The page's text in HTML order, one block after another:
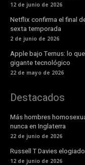
12 de junio de 2026
Netflix confirma el final
sexta temporada
2 de junio de 2026
Apple bajo Ternus: lo
gigante tecnológico
22 de mayo de 2026
Destacados
Más hombres
nunca en Inglaterra
22 de junio de 2026
Russell T Davies
12 de junio de 2026